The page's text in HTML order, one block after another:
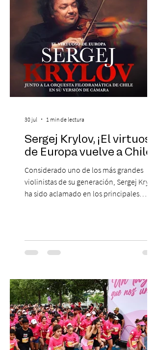
un repertorio que recorrerá seis décadas
de obras que transformaron l
Sergej Krylov, ¡El virtuoso
de Europa vuelve a Chile!
Considerado uno de los más grandes
violinistas de su generación, Sergej Krylov
ha sido aclamado en los principales
escenario del Teatro CA660 para
protagonizar una velada extraordinaria
Las Cuatro Estaciones de Antonio Vivaldi y
Las Cuatro Estaciones Porteñas de Astor
Piazzolla. Déja
30 jul 1 min de lectura